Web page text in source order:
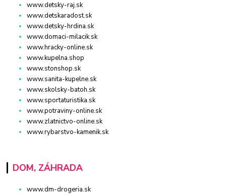
www.detsky-raj.sk
www.detskaradost.sk
www.detsky-hrdina.sk
www.domaci-milacik.sk
www.hracky-online.sk
www.kupelna.shop
www.stonshop.sk
www.sanita-kupelne.sk
www.skolsky-batoh.sk
www.sportaturistika.sk
www.potraviny-online.sk
www.zlatnictvo-online.sk
www.rybarstvo-kamenik.sk
DOM, ZÁHRADA
www.dm-drogeria.sk